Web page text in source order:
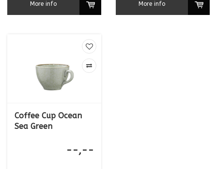
More info More info
Coffee Cup Ocean
Sea Green
--,--